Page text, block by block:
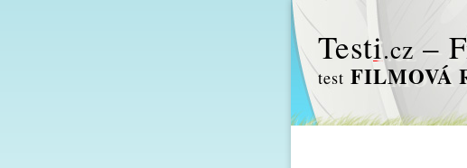
Testi.cz –
test FILMOVÁ